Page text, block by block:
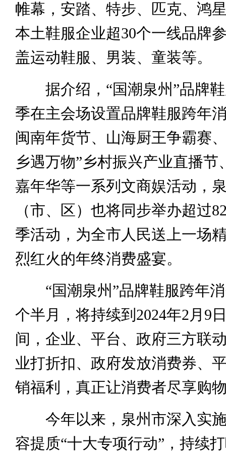
帷幕，安踏、特步、匹克、鸿
本土鞋服企业超30个一线品牌
盖运动鞋服、男装、童装等。
据介绍，“国潮泉州”品牌鞋
季在主会场设置品牌鞋服跨年
闽南年货节、山海厨王争霸赛
乡遇万物”乡村振兴产业直播节
嘉年华等一系列文商娱活动，
（市、区）也将同步举办超过
季活动，为全市人民送上一场
烈红火的年终消费盛宴。
“国潮泉州”品牌鞋服跨年消
个半月，将持续到2024年2月9
间，企业、平台、政府三方联
业打折扣、政府发放消费券、
销福利，真正让消费者尽享购
今年以来，泉州市深入实施
容提质“十大专项行动”，持续